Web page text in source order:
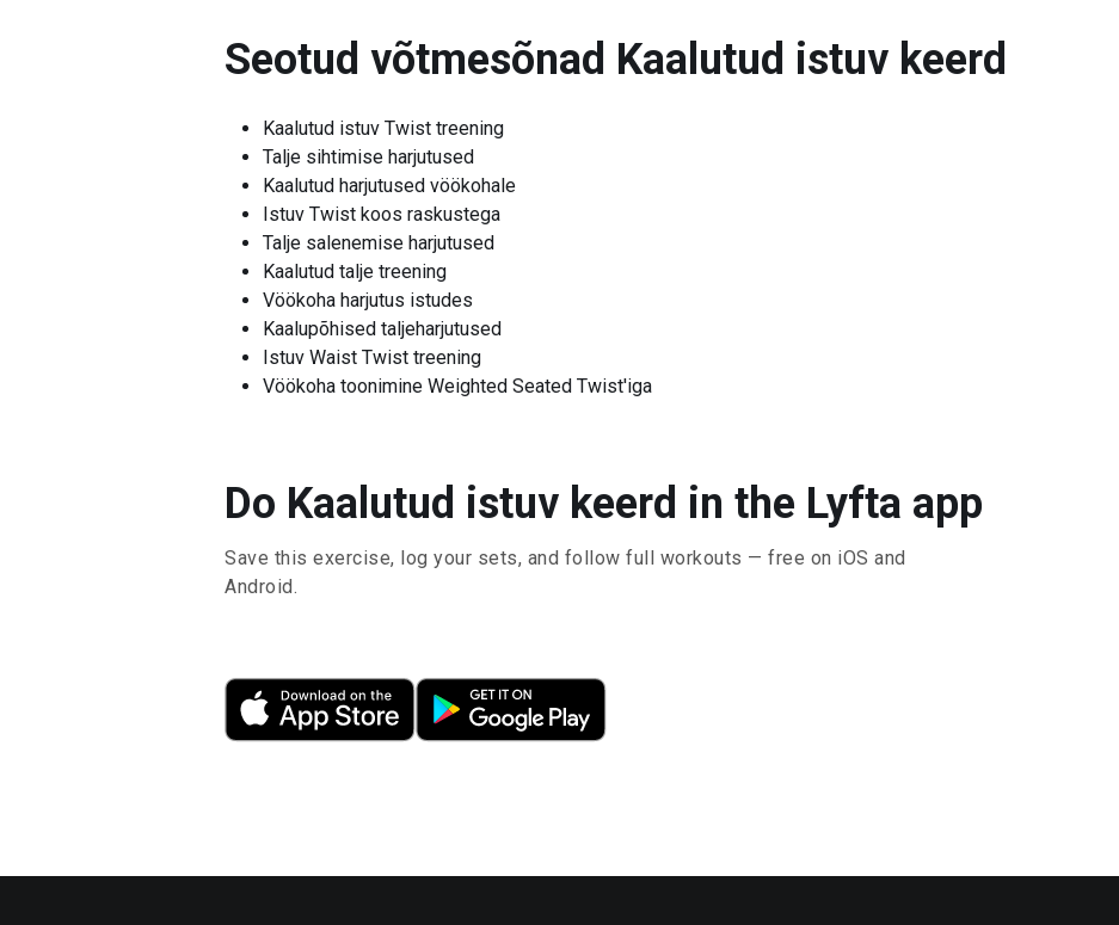
Seotud võtmesõnad Kaalutud istuv keerd
Kaalutud istuv Twist treening
Talje sihtimise harjutused
Kaalutud harjutused vöökohale
Istuv Twist koos raskustega
Talje salenemise harjutused
Kaalutud talje treening
Vöökoha harjutus istudes
Kaalupõhised taljeharjutused
Istuv Waist Twist treening
Vöökoha toonimine Weighted Seated Twist'iga
Do Kaalutud istuv keerd in the Lyfta app
Save this exercise, log your sets, and follow full workouts — free on iOS and
Android.